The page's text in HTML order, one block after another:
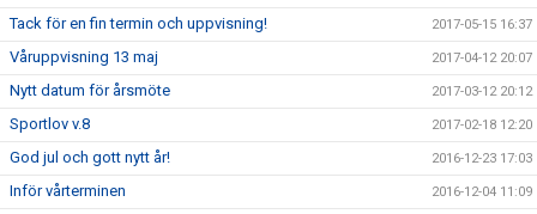
Tack för en fin termin och uppvisning! 2017-05-15 16:37
Våruppvisning 13 maj 2017-04-12 20:07
Nytt datum för årsmöte 2017-03-12 20:12
Sportlov v.8 2017-02-18 12:20
God jul och gott nytt år! 2016-12-23 17:03
Inför vårterminen 2016-12-04 11:09